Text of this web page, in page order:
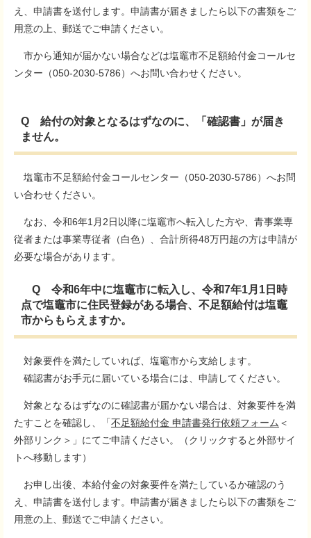
え、申請書を送付します。申請書が届きましたら以下の書類をご
用意の上、郵送でご申請ください。
市から通知が届かない場合などは塩竈市不足額給付金コールセ
ンター（050-2030-5786）へお問い合わせください。
Q 給付の対象となるはずなのに、「確認書」が届き
ません。
塩竈市不足額給付金コールセンター（050-2030-5786）へお問
い合わせください。
なお、令和6年1月2日以降に塩竈市へ転入した方や、青事業専
従者または事業専従者（白色）、合計所得48万円超の方は申請が
必要な場合があります。
Q 令和6年中に塩竈市に転入し、令和7年1月1日時
点で塩竈市に住民登録がある場合、不足額給付は塩竈
市からもらえますか。
対象要件を満たしていれば、塩竈市から支給します。
確認書がお手元に届いている場合には、申請してください。
対象となるはずなのに確認書が届かない場合は、対象要件を満
たすことを確認し、「不足額給付金 申請書発行依頼フォーム ＜
外部リンク＞ 」にてご申請ください。（クリックすると外部サイ
トへ移動します）
お申し出後、本給付金の対象要件を満たしているか確認のう
え、申請書を送付します。申請書が届きましたら以下の書類をご
用意の上、郵送でご申請ください。